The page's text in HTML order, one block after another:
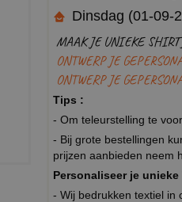
Dinsdag (01-09-
MAAK JE UNIEKE
ONTWERP JE
ONTWERP JE
Tips :
- Om teleurstelling te
- Bij grote bestellingen
prijzen aanbieden neem
Personaliseer je unieke
- Wij bedrukken textiel in